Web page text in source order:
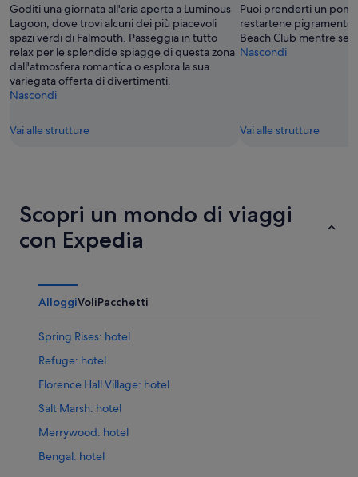
Goditi una giornata all'aria aperta a Luminous
Lagoon, dove trovi alcuni dei più piacevoli
spazi verdi di Falmouth. Passeggia in tutto
relax per le splendide spiagge di questa zona
dall'atmosfera romantica o esplora la sua
variegata offerta di divertimenti.
Nascondi
Vai alle strutture
Puoi prenderti un
restartene pigramente
Beach Club mentre sei
Nascondi
Vai alle strutture
Scopri un mondo di viaggi
con Expedia
AlloggiVoliPacchetti
Spring Rises: hotel
Refuge: hotel
Florence Hall Village: hotel
Salt Marsh: hotel
Merrywood: hotel
Bengal: hotel